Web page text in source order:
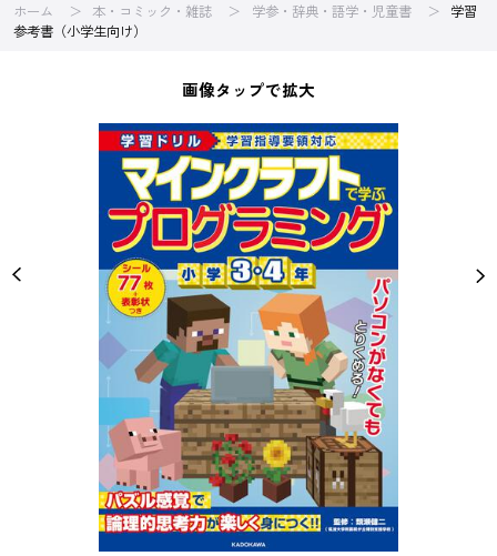
ホーム 本・コミック・雑誌 学参・辞典・語学・児童書
学習
参考書（小学生向け）
画像タップで拡大